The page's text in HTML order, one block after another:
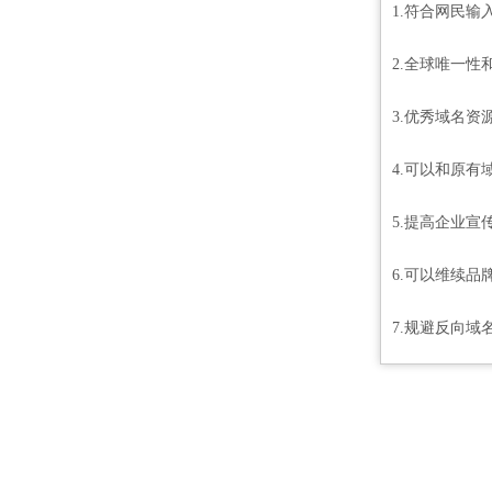
1.符合网民输
2.全球唯一性
3.优秀域名资
4.可以和原有
5.提高企业宣
6.可以维续品
7.规避反向域